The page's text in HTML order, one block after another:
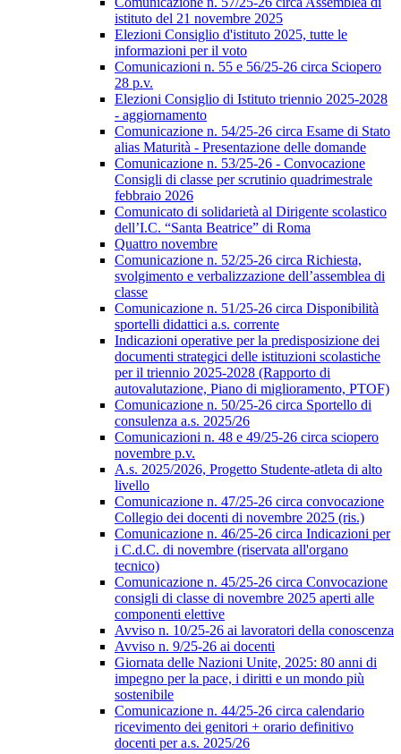
istituto del 21 novembre 2025
Elezioni Consiglio d'istituto 2025, tutte le
informazioni per il voto
Comunicazioni n. 55 e 56/25-26 circa Sciopero
28 p.v.
Elezioni Consiglio di Istituto triennio 2025-2028
- aggiornamento
Comunicazione n. 54/25-26 circa Esame di Stato
alias Maturità - Presentazione delle domande
Comunicazione n. 53/25-26 - Convocazione
Consigli di classe per scrutinio quadrimestrale
febbraio 2026
Comunicato di solidarietà al Dirigente scolastico
dell’I.C. “Santa Beatrice” di Roma
Quattro novembre
Comunicazione n. 52/25-26 circa Richiesta,
svolgimento e verbalizzazione dell’assemblea di
classe
Comunicazione n. 51/25-26 circa Disponibilità
sportelli didattici a.s. corrente
Indicazioni operative per la predisposizione dei
documenti strategici delle istituzioni scolastiche
per il triennio 2025-2028 (Rapporto di
autovalutazione, Piano di miglioramento, PTOF)
Comunicazione n. 50/25-26 circa Sportello di
consulenza a.s. 2025/26
Comunicazioni n. 48 e 49/25-26 circa sciopero
novembre p.v.
A.s. 2025/2026, Progetto Studente-atleta di alto
livello
Comunicazione n. 47/25-26 circa convocazione
Collegio dei docenti di novembre 2025 (ris.)
Comunicazione n. 46/25-26 circa Indicazioni per
i C.d.C. di novembre (riservata all'organo
tecnico)
Comunicazione n. 45/25-26 circa Convocazione
consigli di classe di novembre 2025 aperti alle
componenti elettive
Avviso n. 10/25-26 ai lavoratori della conoscenza
Avviso n. 9/25-26 ai docenti
Giornata delle Nazioni Unite, 2025: 80 anni di
impegno per la pace, i diritti e un mondo più
sostenibile
Comunicazione n. 44/25-26 circa calendario
ricevimento dei genitori + orario definitivo
docenti per a.s. 2025/26